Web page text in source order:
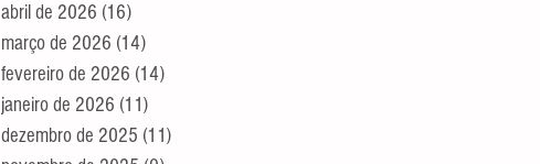
abril de 2026 (16)
março de 2026 (14)
fevereiro de 2026 (14)
janeiro de 2026 (11)
dezembro de 2025 (11)